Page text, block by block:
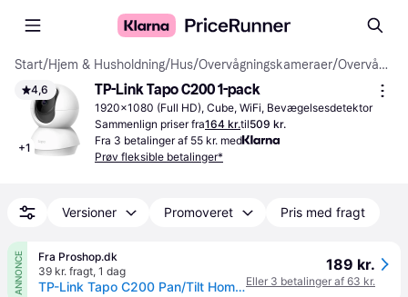
Start/Hjem & Husholdning/Hus/Overvågningskameraer/ Overvågningskameraer
4,6
+1
TP-Link Tapo C200 1-pack
1920x1080 (Full HD), Cube, WiFi, Bevægelsesdetektor
Sammenlign priser fra164 kr.til509 kr.
Fra 3 betalinger af 55 kr. med
Prøv fleksible betalinger*
Versioner Promoveret Pris med fragt
ANNONCE
Fra Proshop.dk
39 kr. fragt, 1 dag
TP-Link Tapo C200 Pan/Tilt Home Security Wi-Fi Camera
189 kr.
Eller 3 betalinger af 63 kr.